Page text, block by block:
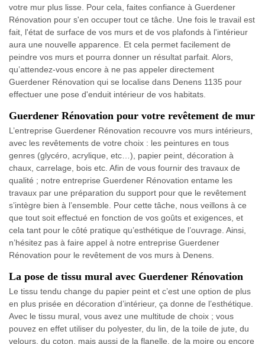
votre mur plus lisse. Pour cela, faites confiance à Guerdener
Rénovation pour s'en occuper tout ce tâche. Une fois le travail est
fait, l'état de surface de vos murs et de vos plafonds à l'intérieur
aura une nouvelle apparence. Et cela permet facilement de
peindre vos murs et pourra donner un résultat parfait. Alors,
qu’attendez-vous encore à ne pas appeler directement
Guerdener Rénovation qui se localise dans Denens 1135 pour
effectuer une pose d'enduit intérieur de vos habitats.
Guerdener Rénovation pour votre revêtement de mur
L’entreprise Guerdener Rénovation recouvre vos murs intérieurs,
avec les revêtements de votre choix : les peintures en tous
genres (glycéro, acrylique, etc…), papier peint, décoration à
chaux, carrelage, bois etc. Afin de vous fournir des travaux de
qualité ; notre entreprise Guerdener Rénovation entame les
travaux par une préparation du support pour que le revêtement
s’intègre bien à l’ensemble. Pour cette tâche, nous veillons à ce
que tout soit effectué en fonction de vos goûts et exigences, et
cela tant pour le côté pratique qu’esthétique de l’ouvrage. Ainsi,
n’hésitez pas à faire appel à notre entreprise Guerdener
Rénovation pour le revêtement de vos murs à Denens.
La pose de tissu mural avec Guerdener Rénovation
Le tissu tendu change du papier peint et c’est une option de plus
en plus prisée en décoration d’intérieur, ça donne de l’esthétique.
Avec le tissu mural, vous avez une multitude de choix ; vous
pouvez en effet utiliser du polyester, du lin, de la toile de jute, du
velours, du coton, mais aussi de la flanelle, de la moire ou encore